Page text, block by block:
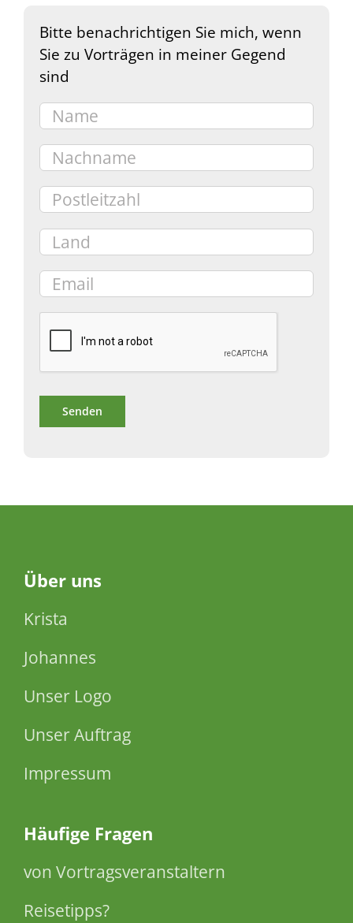
Bitte benachrichtigen Sie mich, wenn
Sie zu Vorträgen in meiner Gegend
sind
Über uns
Krista
Johannes
Unser Logo
Unser Auftrag
Impressum
Häufige Fragen
von Vortragsveranstaltern
Reisetipps?